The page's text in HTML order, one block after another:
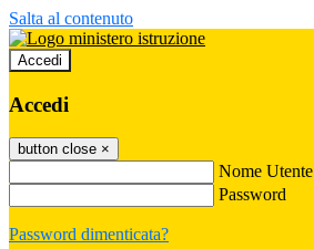
Salta al contenuto
Accedi
Accedi
button close ×
Nome Utente
Password
Password dimenticata?